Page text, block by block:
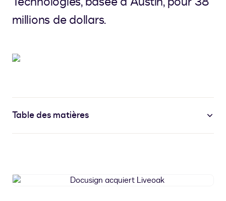
millions de dollars.
Table des matières
Docusign